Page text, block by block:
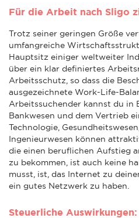
Für die Arbeit nach Sligo
Trotz seiner geringen Größe
umfangreiche
Hauptsitz einiger weltweiter
über ein klar definiertes
Arbeitsschutz, so dass die
ausgezeichnete Work-Life-
Arbeitssuchender kannst du in
Bankwesen und dem Vertrieb
Technologie,
Ingenieurwesen können
die einen beruflichen Aufstieg
zu bekommen, ist auch keine
musst, ist, das Internet zu
ein gutes Netzwerk zu haben.
Steuerliche